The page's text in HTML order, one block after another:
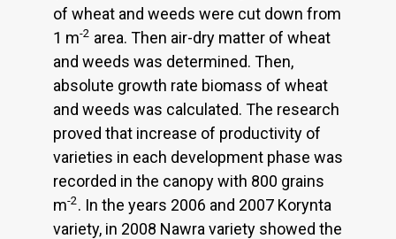
of wheat and weeds were cut down from
1 m-2 area. Then air-dry matter of wheat
and weeds was determined. Then,
absolute growth rate biomass of wheat
and weeds was calculated. The research
proved that increase of productivity of
varieties in each development phase was
recorded in the canopy with 800 grains
m-2. In the years 2006 and 2007 Korynta
variety, in 2008 Nawra variety showed the